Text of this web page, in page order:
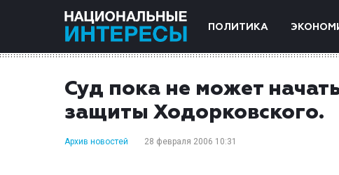
ПОЛИТИКА
Суд пока не может
защиты Ходорковского.
Архив новостей 28 февраля 2006 10:31